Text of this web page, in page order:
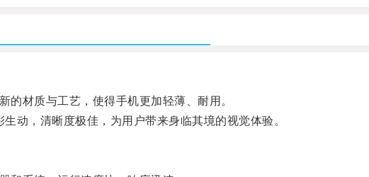
材质与工艺，使得手机更加轻薄、耐用。
，清晰度极佳，为用户带来身临其境的视觉体验。